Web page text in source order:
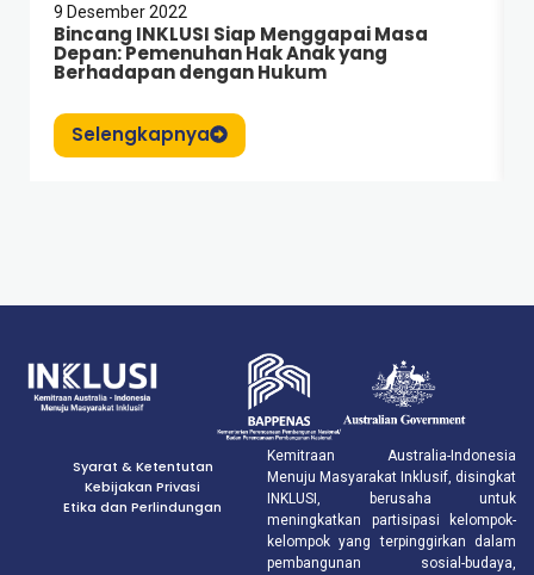
9 Desember 2022
Bincang INKLUSI Siap Menggapai Masa
Depan: Pemenuhan Hak Anak yang
Berhadapan dengan Hukum
Selengkapnya
Syarat & Ketentutan
Kebijakan Privasi
Etika dan Perlindungan
Kemitraan Australia-Indonesia
Menuju Masyarakat Inklusif, disingkat
INKLUSI, berusaha untuk
meningkatkan partisipasi kelompok-
kelompok yang terpinggirkan dalam
pembangunan sosial-budaya,